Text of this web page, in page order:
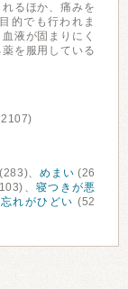
るほか、痛みを
的でも行われま
液が固まりにく
を服用している
(283)、めまい (26
、寝つきが悪
れがひどい (52